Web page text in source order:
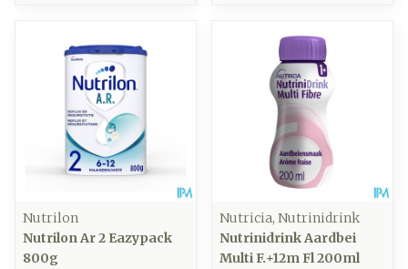
Nutrilon
Nutrilon Ar 2 Eazypack
800g
Nutricia, Nutrinidrink
Nutrinidrink Aardbei
Multi F.+12m Fl 200ml